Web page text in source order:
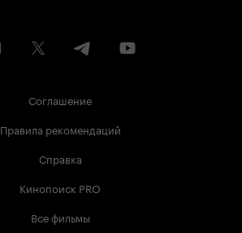
Соглашение
Правила рекомендаций
Справка
Кинопоиск PRO
Все фильмы